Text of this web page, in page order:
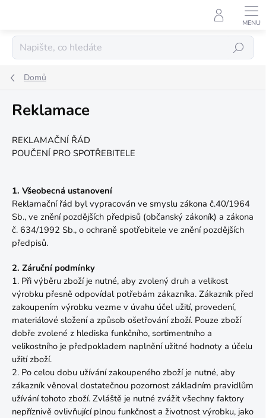
Hledat
Domů
Reklamace
REKLAMAČNÍ ŘÁD
POUČENÍ PRO SPOTŘEBITELE
1. Všeobecná ustanovení
Reklamační řád byl vypracován ve smyslu zákona č.40/1964
Sb., ve znění pozdějších předpisů (občanský zákoník) a zákona
č. 634/1992 Sb., o ochraně spotřebitele ve znění pozdějších
předpisů.
2. Záruční podmínky
1. Při výběru zboží je nutné, aby zvolený druh a velikost
výrobku přesně odpovídal potřebám zákazníka. Zákazník před
zakoupením výrobku vezme v úvahu účel užití, provedení,
materiálové složení a způsob ošetřování zboží. Pouze zboží
dobře zvolené z hlediska funkčního, sortimentního a
velikostního je předpokladem naplnění užitné hodnoty a účelu
užití zboží.
2. Po celou dobu užívání zakoupeného zboží je nutné, aby
zákazník věnoval dostatečnou pozornost základním pravidlům
užívání tohoto zboží. Zvláště je nutné zvážit všechny faktory
nepříznivě ovlivňující plnou funkčnost a životnost výrobku, jako